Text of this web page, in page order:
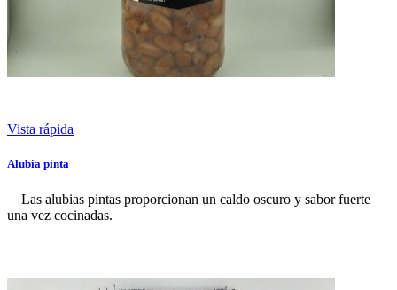
Vista rápida
Alubia pinta
Las alubias pintas proporcionan un caldo oscuro y sabor fuerte
una vez cocinadas.